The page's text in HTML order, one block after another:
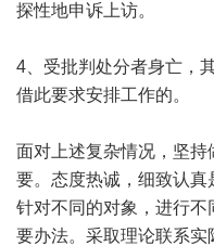
探性地申诉上访。
4、受批判处分者身亡，
借此要求安排工作的。
面对上述复杂情况，坚
要。态度热诚，细致认真
针对不同的对象，进行
要办法。采取理论联系